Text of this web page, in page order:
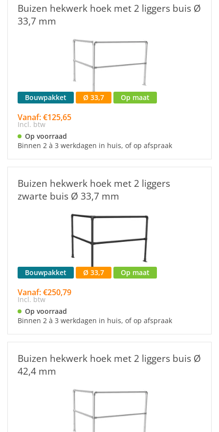
Buizen hekwerk hoek met 2 liggers buis Ø
33,7 mm
Bouwpakket Ø 33,7 Op maat
Vanaf: €125,65
Incl. btw
Op voorraad
Binnen 2 à 3 werkdagen in huis, of op afspraak
Buizen hekwerk hoek met 2 liggers
zwarte buis Ø 33,7 mm
Bouwpakket Ø 33,7 Op maat
Vanaf: €250,79
Incl. btw
Op voorraad
Binnen 2 à 3 werkdagen in huis, of op afspraak
Buizen hekwerk hoek met 2 liggers buis Ø
42,4 mm